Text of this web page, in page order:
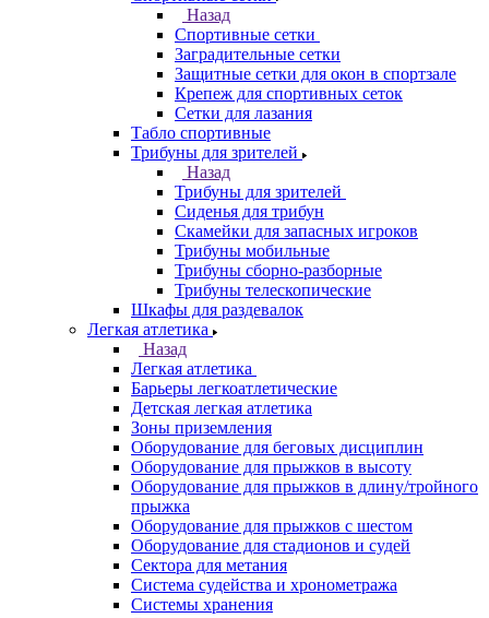
Назад
Спортивные сетки
Заградительные сетки
Защитные сетки для окон в спортзале
Крепеж для спортивных сеток
Сетки для лазания
Табло спортивные
Трибуны для зрителей
Назад
Трибуны для зрителей
Сиденья для трибун
Скамейки для запасных игроков
Трибуны мобильные
Трибуны сборно-разборные
Трибуны телескопические
Шкафы для раздевалок
Легкая атлетика
Назад
Легкая атлетика
Барьеры легкоатлетические
Детская легкая атлетика
Зоны приземления
Оборудование для беговых дисциплин
Оборудование для прыжков в высоту
Оборудование для прыжков в длину/тройного
прыжка
Оборудование для прыжков с шестом
Оборудование для стадионов и судей
Сектора для метания
Система судейства и хронометража
Системы хранения